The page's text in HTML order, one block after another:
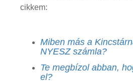
cikkem:
Miben más a
NYESZ számla?
Te megbízol abban,
el?